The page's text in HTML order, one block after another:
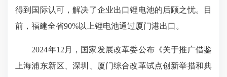
得到国际认可，解决了企业出口锂电池的后顾之忧。目
前，福建全省90%以上锂电池通过厦门港出口。
2024年12月，国家发展改革委公布《关于推广借鉴
上海浦东新区、深圳、厦门综合改革试点创新举措和典